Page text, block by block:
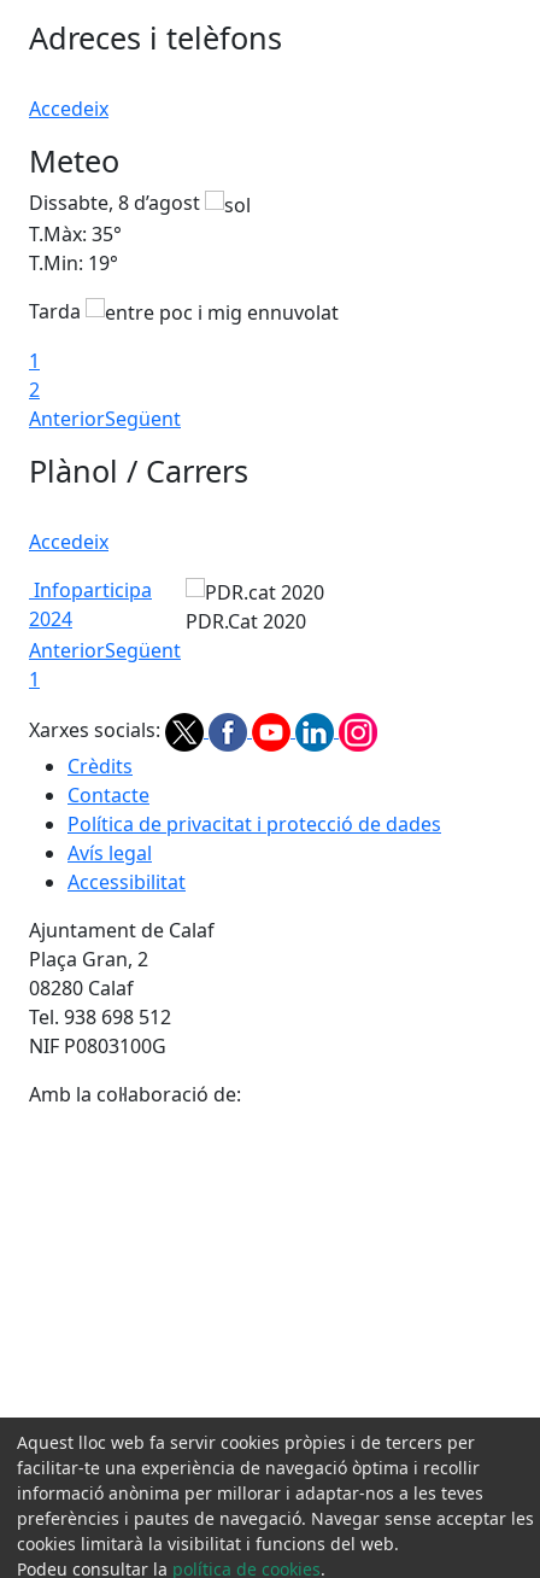
Adreces i telèfons
Accedeix
Meteo
Dissabte, 8 d’agost
T.Màx: 35°
T.Min: 19°
Tarda
1
2
AnteriorSegüent
Plànol / Carrers
Accedeix
Infoparticipa
2024
PDR.Cat 2020
AnteriorSegüent
1
Xarxes socials:
Crèdits
Contacte
Política de privacitat i protecció de dades
Avís legal
Accessibilitat
Ajuntament de Calaf
Plaça Gran, 2
08280 Calaf
Tel. 938 698 512
NIF P0803100G
Amb la col·laboració de:
Aquest lloc web fa servir cookies pròpies i de tercers per
facilitar-te una experiència de navegació òptima i recollir
informació anònima per millorar i adaptar-nos a les teves
preferències i pautes de navegació. Navegar sense acceptar les
cookies limitarà la visibilitat i funcions del web.
Podeu consultar la política de cookies.